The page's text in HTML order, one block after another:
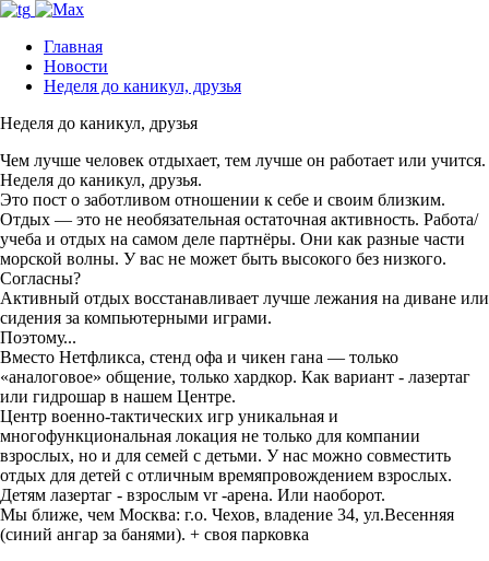
Главная
Новости
Неделя до каникул, друзья
Неделя до каникул, друзья
Чем лучше человек отдыхает, тем лучше он работает или учится.
Неделя до каникул, друзья.
Это пост о заботливом отношении к себе и своим близким.
Отдых — это не необязательная остаточная активность. Работа/
учеба и отдых на самом деле партнёры. Они как разные части
морской волны. У вас не может быть высокого без низкого.
Согласны?
Активный отдых восстанавливает лучше лежания на диване или
сидения за компьютерными играми.
Поэтому...
Вместо Нетфликса, стенд офа и чикен гана — только
«аналоговое» общение, только хардкор. Как вариант - лазертаг
или гидрошар в нашем Центре.
Центр военно-тактических игр уникальная и
многофункциональная локация не только для компании
взрослых, но и для семей с детьми. У нас можно совместить
отдых для детей с отличным времяпровождением взрослых.
Детям лазертаг - взрослым vr -арена. Или наоборот.
Мы ближе, чем Москва: г.о. Чехов, владение 34, ул.Весенняя
(синий ангар за банями). + своя парковка